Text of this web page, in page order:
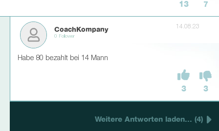
13 7
CoachKompany
0 Follower
14.08.23
Habe 80 bezahlt bei 14 Mann
3 3
Weitere Antworten laden... (4)